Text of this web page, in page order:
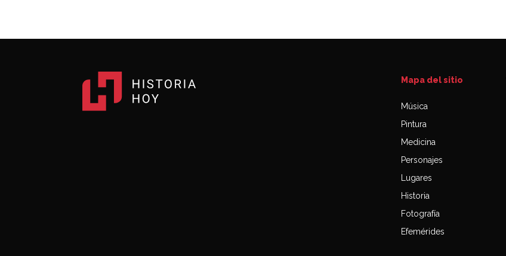
Mapa del sitio
Música
Pintura
Medicina
Personajes
Lugares
Historia
Fotografía
Efemérides